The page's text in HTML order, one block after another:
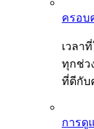
ครอบ
เวลา
ทุกช่ว
ที่ดีกับ
การดู